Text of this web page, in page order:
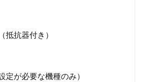
抵抗器付き）
定が必要な機種のみ）